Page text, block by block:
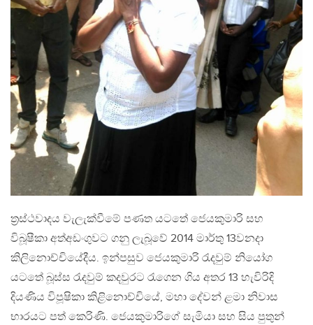
ත්‍රස්ථවාදය වැලැක්වීමේ පණත යටතේ ජෙයකුමාරි සහ
විබූෂීකා අත්අඩංගුවට ගනු ලැබූවේ 2014 මාර්තු 13වනදා
කිලිනොච්චියේදීය. ඉන්පසුව ජෙයකුමාරි රැදවුම් නියෝග
යටතේ බූස්ස රැදවුම් කදවුරට රැගෙන ගිය අතර 13 හැවිරිදි
දියණිය විපූෂිකා කිළිනොච්චියේ, මහා දේවන් ළමා නිවාස
භාරයට පත් කෙරිණි. ජෙයකුමාරිගේ සැමියා සහ සිය පුතුන්